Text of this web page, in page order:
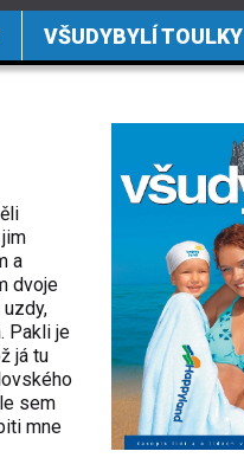
VŠUDYBYLÍ TOULKY
a
dvoje
Pakli je
já tu
sem
mne